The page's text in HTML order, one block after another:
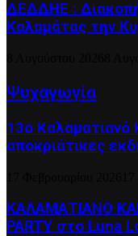
ΔΕΔΔΗΕ :
Καλαμάτας την
Ψυχαγωγία
13ο Καλαματιανό
αποκριάτικες
ΚΑΛΑΜΑΤΙΑΝΟ
PARTY στο Luna